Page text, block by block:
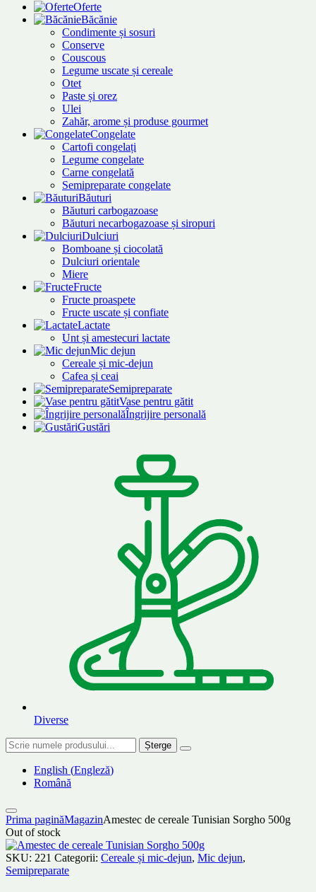
Oferte
Băcănie
Condimente și sosuri
Conserve
Couscous
Legume uscate și cereale
Otet
Paste și orez
Ulei
Zahăr, arome și produse gourmet
Congelate
Cartofi congelați
Legume congelate
Carne congelată
Semipreparate congelate
Băuturi
Băuturi carbogazoase
Băuturi necarbogazoase și siropuri
Dulciuri
Bomboane și ciocolată
Dulciuri orientale
Miere
Fructe
Fructe proaspete
Fructe uscate și confiate
Lactate
Unt și amestecuri lactate
Mic dejun
Cereale și mic-dejun
Cafea și ceai
Semipreparate
Vase pentru gătit
Îngrijire personală
Gustări
Diverse
Șterge
English (Engleză)
Română
Prima paginăMagazinAmestec de cereale Tunisian Sorgho 500g
Out of stock
SKU: 221 Categorii: Cereale și mic-dejun, Mic dejun,
Semipreparate